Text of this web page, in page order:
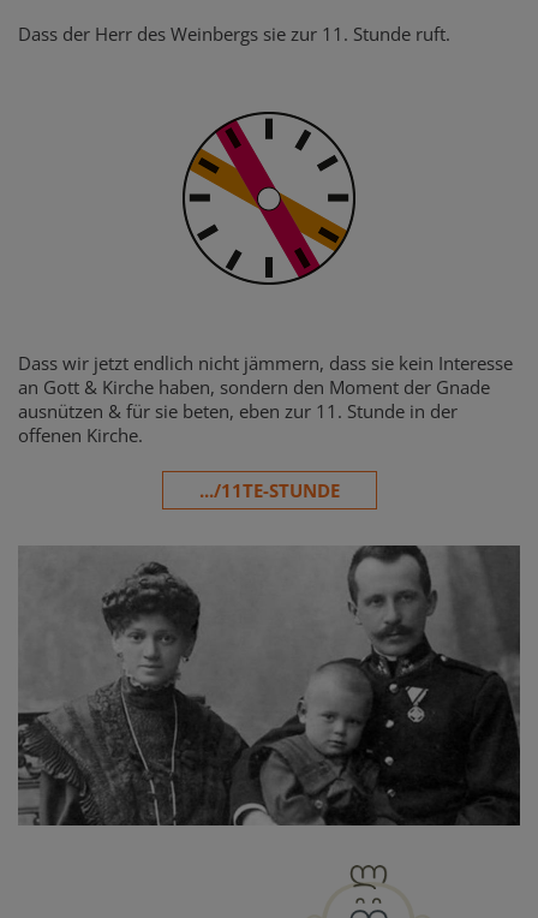
Dass der Herr des Weinbergs sie zur 11. Stunde ruft.
Dass wir jetzt endlich nicht jämmern, dass sie kein Interesse
an Gott & Kirche haben, sondern den Moment der Gnade
ausnützen & für sie beten, eben zur 11. Stunde in der
offenen Kirche.
.../11TE-STUNDE